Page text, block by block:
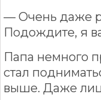
— Очень даже
Подождите, я
Папа немного
стал
выше. Даже